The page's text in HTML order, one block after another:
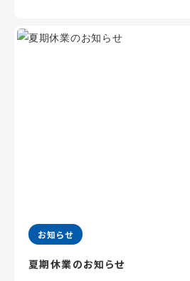
お知らせ
夏期休業のお知らせ